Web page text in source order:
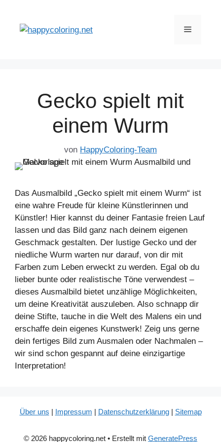
springen
Menü
Gecko spielt mit
einem Wurm
von HappyColoring-Team
Das Ausmalbild „Gecko spielt mit einem Wurm“ ist
eine wahre Freude für kleine Künstlerinnen und
Künstler! Hier kannst du deiner Fantasie freien Lauf
lassen und das Bild ganz nach deinem eigenen
Geschmack gestalten. Der lustige Gecko und der
niedliche Wurm warten nur darauf, von dir mit
Farben zum Leben erweckt zu werden. Egal ob du
lieber bunte oder realistische Töne verwendest –
dieses Ausmalbild bietet unzählige Möglichkeiten,
um deine Kreativität auszuleben. Also schnapp dir
deine Stifte, tauche in die Welt des Malens ein und
erschaffe dein eigenes Kunstwerk! Zeig uns gerne
dein fertiges Bild zum Ausmalen oder Nachmalen –
wir sind schon gespannt auf deine einzigartige
Interpretation!
Über uns | Impressum | Datenschutzerklärung| Sitemap
© 2026 happycoloring.net • Erstellt mit GeneratePress